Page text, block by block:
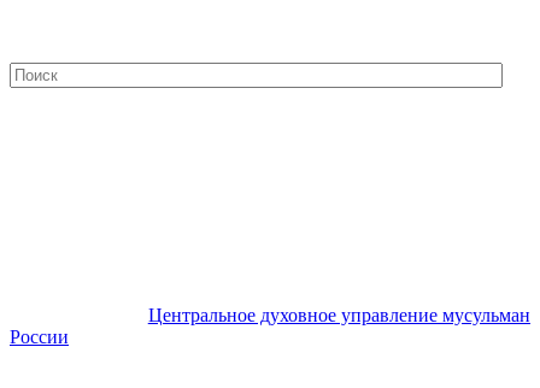
Центральное духовное управление мусульман
России